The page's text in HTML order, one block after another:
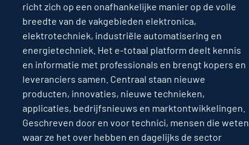
richt zich op een onafhankelijke manier op de volle
breedte van de vakgebieden elektronica,
elektrotechniek, industriële automatisering en
energietechniek. Het e-totaal platform deelt kennis
en informatie met professionals en brengt kopers en
leveranciers samen. Centraal staan nieuwe
producten, innovaties, nieuwe technieken,
applicaties, bedrijfsnieuws en marktontwikkelingen.
Geschreven door en voor technici, mensen die weten
waar ze het over hebben en dagelijks de sector